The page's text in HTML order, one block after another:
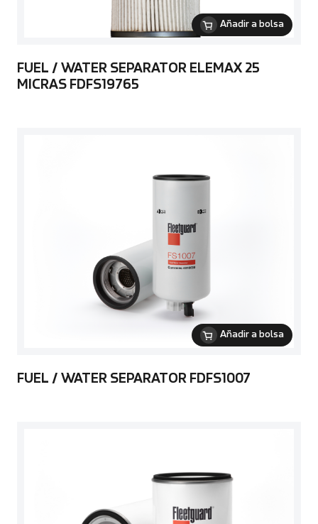
Añadir a bolsa
FUEL / WATER SEPARATOR ELEMAX 25
MICRAS FDFS19765
Añadir a bolsa
FUEL / WATER SEPARATOR FDFS1007